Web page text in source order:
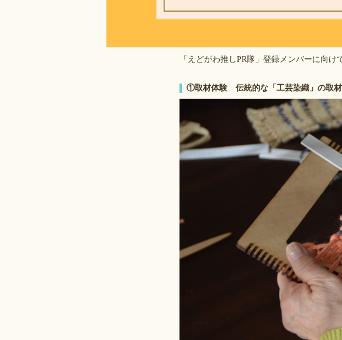
「えどがわ推しPR隊」登録メンバーに向
①取材体験 伝統的な「工芸染織」の取材